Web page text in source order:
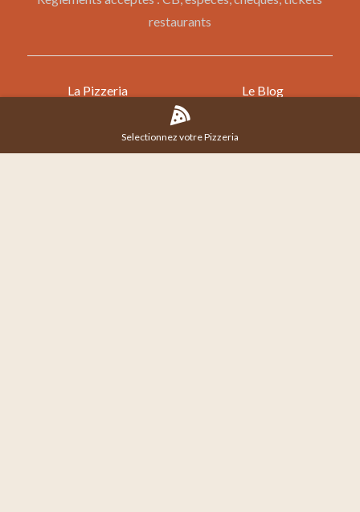
restaurants
La Pizzeria
Commander
Le Blog
Mentions Légales
Selectionnez votre Pizzeria